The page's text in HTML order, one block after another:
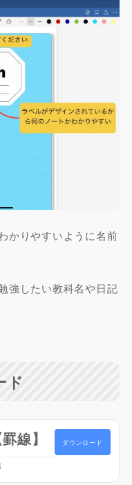
かりやすいように名前
強したい教科名や日記
ド
線】 ダウンロード